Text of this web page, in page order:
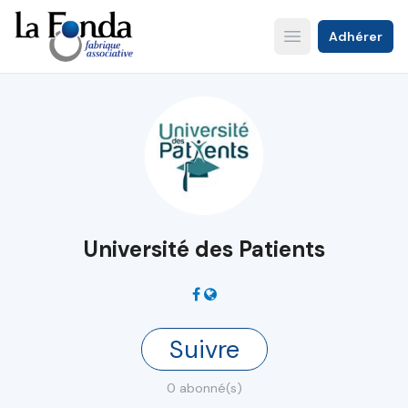
Aller
au
contenu
principal
Open main menu
Adhérer
Université des Patients
Suivre
0 abonné(s)